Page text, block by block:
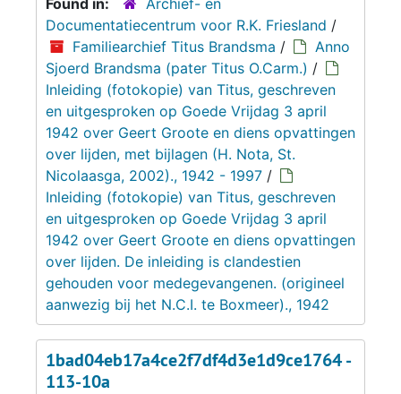
Found in:
Archief- en
Documentatiecentrum voor R.K. Friesland /
Familiearchief Titus Brandsma /
Anno
Sjoerd Brandsma (pater Titus O.Carm.) /
Inleiding (fotokopie) van Titus, geschreven
en uitgesproken op Goede Vrijdag 3 april
1942 over Geert Groote en diens opvattingen
over lijden, met bijlagen (H. Nota, St.
Nicolaasga, 2002)., 1942 - 1997 /
Inleiding (fotokopie) van Titus, geschreven
en uitgesproken op Goede Vrijdag 3 april
1942 over Geert Groote en diens opvattingen
over lijden. De inleiding is clandestien
gehouden voor medegevangenen. (origineel
aanwezig bij het N.C.I. te Boxmeer)., 1942
1bad04eb17a4ce2f7df4d3e1d9ce1764 -
113-10a